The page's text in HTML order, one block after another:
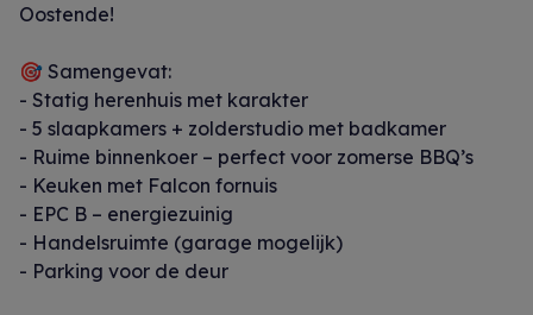
Oostende!
🎯 Samengevat:
- Statig herenhuis met karakter
- 5 slaapkamers + zolderstudio met badkamer
- Ruime binnenkoer – perfect voor zomerse BBQ’s
- Keuken met Falcon fornuis
- EPC B – energiezuinig
- Handelsruimte (garage mogelijk)
- Parking voor de deur